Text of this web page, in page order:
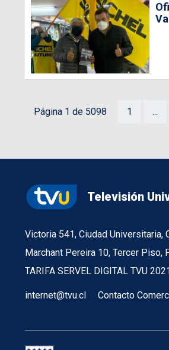
Página 1 de 5098 1 ...
Televisión
Victoria 541, Ciudad Universitaria,
Marchant Pereira 10, Tercer Piso,
TARIFA SERVEL DIGITAL TVU
internet@tvu.cl Contacto